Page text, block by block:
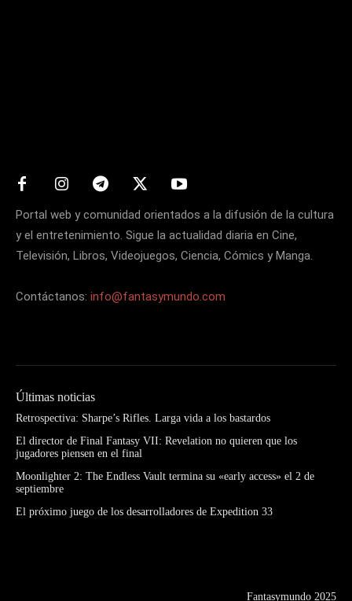
Portal web y comunidad orientados a la difusión de la cultura
y el entretenimiento. Sigue la actualidad diaria en Cine,
Televisión, Libros, Videojuegos, Ciencia, Cómics y Manga.
Contáctanos: info@fantasymundo.com
Últimas noticias
Retrospectiva: Sharpe’s Rifles. Larga vida a los bastardos
El director de Final Fantasy VII: Revelation no quieren que los
jugadores piensen en el final
Moonlighter 2: The Endless Vault termina su «early access» el 2 de
septiembre
El próximo juego de los desarrolladores de Expedition 33
Fantasymundo 2025